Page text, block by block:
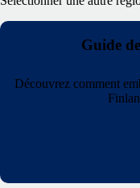
Guide
Découvrez comment